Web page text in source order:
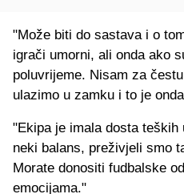
"Može biti do sastava i o
igrači umorni, ali onda ako
poluvrijeme. Nisam za
ulazimo u zamku i to je
"Ekipa je imala dosta
neki balans, preživjeli smo
Morate donositi fudbalske
emocijama."